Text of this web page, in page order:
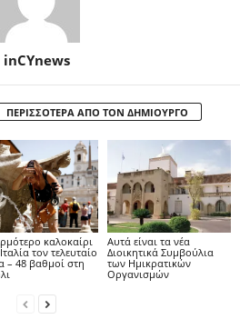
inCYnews
ΠΕΡΙΣΣΟΤΕΡΑ ΑΠΟ ΤΟΝ ΔΗΜΙΟΥΡΓΟ
καλοκαίρι
τον τελευταίο
– 48 βαθμοί στη
Αυτά είναι τα νέα
Διοικητικά Συμβούλια
των Ημικρατικών
Οργανισμών